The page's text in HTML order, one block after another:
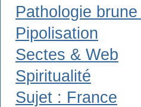
Pathologie
Pipolisation
Sectes & Web
Spiritualité
Sujet : France